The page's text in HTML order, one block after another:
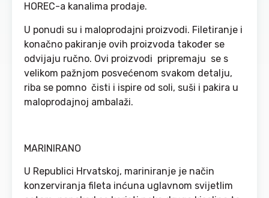
HOREC-a kanalima prodaje.
U ponudi su i maloprodajni proizvodi. Filetiranje i
konačno pakiranje ovih proizvoda također se
odvijaju ručno. Ovi proizvodi pripremaju se s
velikom pažnjom posvećenom svakom detalju,
riba se pomno čisti i ispire od soli, suši i pakira u
maloprodajnoj ambalaži.
MARINIRANO
U Republici Hrvatskoj, mariniranje je način
konzerviranja fileta inćuna uglavnom svijetlim